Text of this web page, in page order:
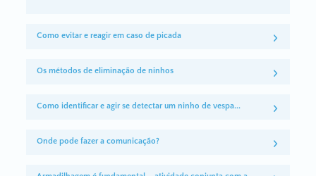
Como evitar e reagir em caso de picada
Os métodos de eliminação de ninhos
Como identificar e agir se detectar um ninho de vespa...
Onde pode fazer a comunicação?